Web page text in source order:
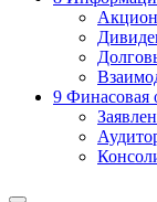
9 Финасовая